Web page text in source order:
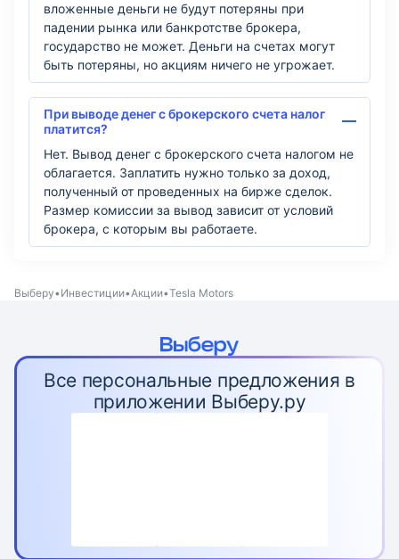
вложенные деньги не будут потеряны при
падении рынка или банкротстве брокера,
государство не может. Деньги на счетах могут
быть потеряны, но акциям ничего не угрожает.
При выводе денег с брокерского счета налог
платится?
Нет. Вывод денег с брокерского счета налогом не
облагается. Заплатить нужно только за доход,
полученный от проведенных на бирже сделок.
Размер комиссии за вывод зависит от условий
брокера, с которым вы работаете.
Выберу Инвестиции Акции Tesla Motors
Все персональные предложения в
приложении Выберу.ру